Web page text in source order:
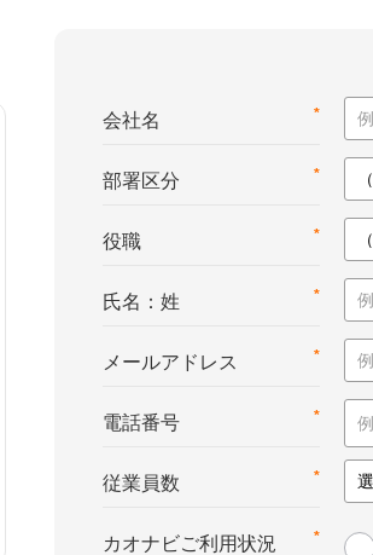
*
会社名
*
部署区分
*
役職
*
氏名：姓
*
メールアドレス
*
電話番号
*
従業員数
*
カオナビご利用状況